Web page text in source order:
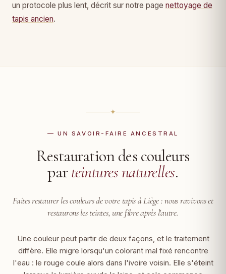
un protocole plus lent, décrit sur notre page nettoyage de
tapis ancien.
✦
— UN SAVOIR-FAIRE ANCESTRAL
Restauration des couleurs
parteintures naturelles.
Faites restaurer les couleurs de votre tapis à Liège :nous ravivons et
restaurons les teintes, une fibre après l'autre.
Une couleur peut partir de deux façons, et le traitement
diffère. Elle migre lorsqu'un colorant mal fixé rencontre
l'eau : le rouge coule alors dans l'ivoire voisin. Elle s'éteint